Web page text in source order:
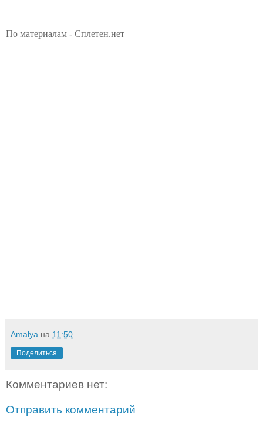
По материалам - Сплетен.нет
Amalya на 11:50
Поделиться
Комментариев нет:
Отправить комментарий